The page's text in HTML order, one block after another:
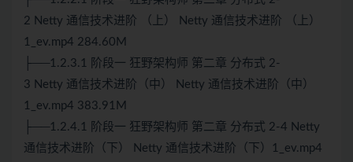
2 Netty 通信技术进阶 （上） Netty 通信技术进阶 （上）
1_ev.mp4 284.60M
├──1.2.3.1 阶段一 狂野架构师 第二章 分布式 2-
3 Netty 通信技术进阶（中） Netty 通信技术进阶（中）
1_ev.mp4 383.91M
├──1.2.4.1 阶段一 狂野架构师 第二章 分布式 2-4 Netty
通信技术进阶（下） Netty 通信技术进阶（下）1_ev.mp4